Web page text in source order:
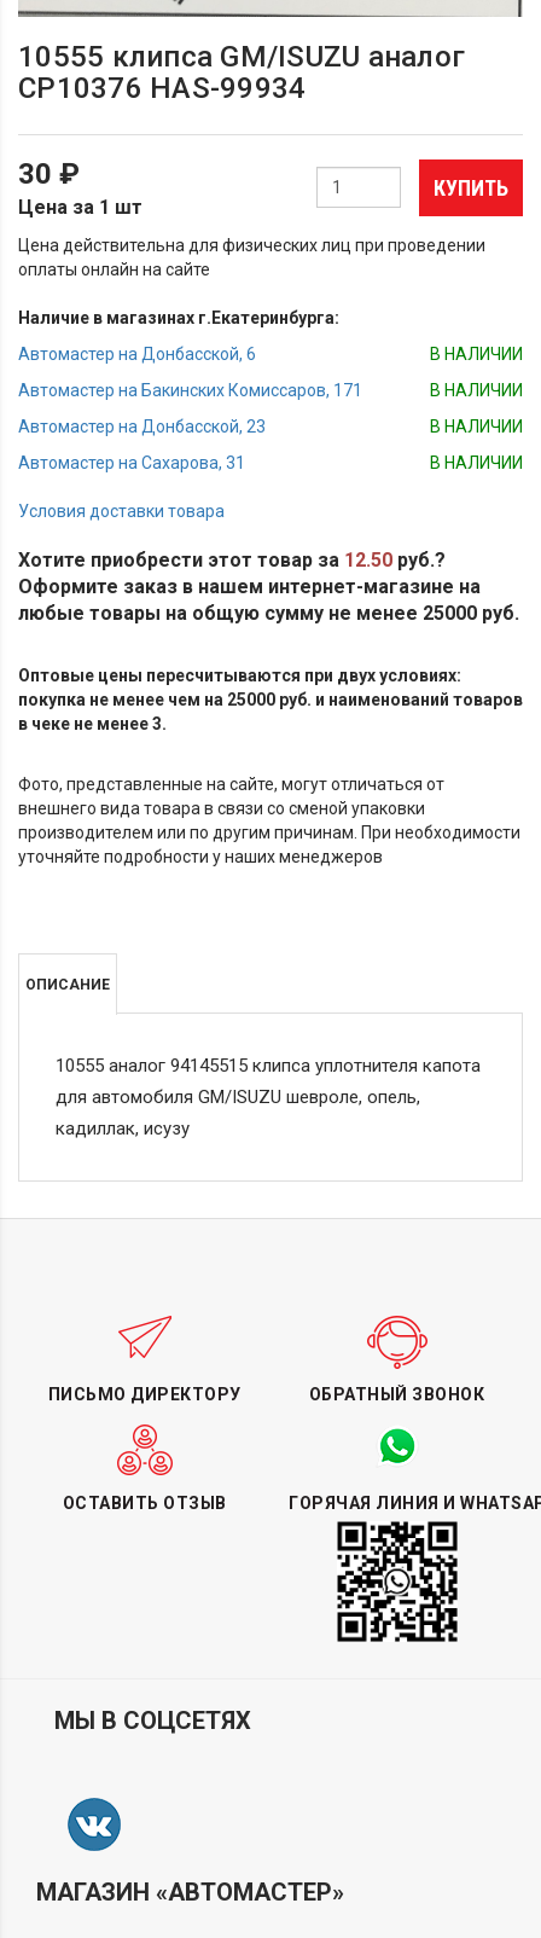
10555 клипса GM/ISUZU аналог
СР10376 HAS-99934
30 ₽
Цена за 1 шт
КУПИТЬ
Цена действительна для физических лиц при проведении
оплаты онлайн на сайте
Наличие в магазинах г.Екатеринбурга:
Автомастер на Донбасской, 6
В НАЛИЧИИ
Автомастер на Бакинских Комиссаров, 171
В НАЛИЧИИ
Автомастер на Донбасской, 23
В НАЛИЧИИ
Автомастер на Сахарова, 31
В НАЛИЧИИ
Условия доставки товара
Хотите приобрести этот товар за 12.50 руб.?
Оформите заказ в нашем интернет-магазине на
любые товары на общую сумму не менее 25000 руб.
Оптовые цены пересчитываются при двух условиях:
покупка не менее чем на 25000 руб. и наименований товаров
в чеке не менее 3.
Фото, представленные на сайте, могут отличаться от
внешнего вида товара в связи со сменой упаковки
производителем или по другим причинам. При необходимости
уточняйте подробности у наших менеджеров
ОПИСАНИЕ
10555 аналог 94145515 клипса уплотнителя капота
для автомобиля GM/ISUZU шевроле, опель,
кадиллак, исузу
ПИСЬМО ДИРЕКТОРУ ОБРАТНЫЙ ЗВОНОК
ОСТАВИТЬ ОТЗЫВ ГОРЯЧАЯ ЛИНИЯ И
МЫ В СОЦСЕТЯХ
МАГАЗИН «АВТОМАСТЕР»